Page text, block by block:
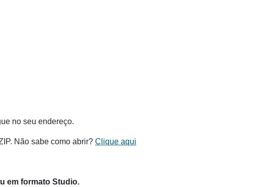
no seu endereço.
Não sabe como abrir? Clique aqui
em formato Studio.